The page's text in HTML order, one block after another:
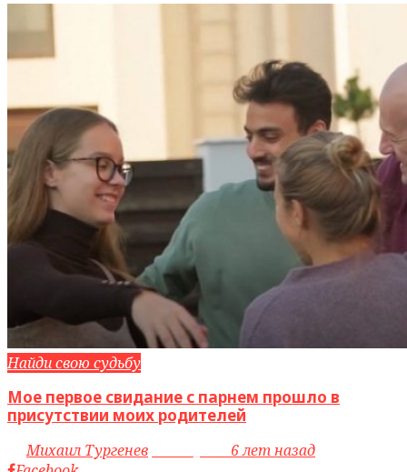
Найди свою судьбу
Мое первое свидание с парнем прошло в
присутствии моих родителей
byМихаил Тургенев
6 лет назад